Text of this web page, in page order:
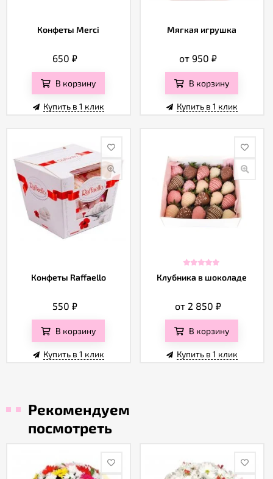
Конфеты Merci
650 ₽
В корзину
Купить в 1 клик
Мягкая игрушка
от 950₽
В корзину
Купить в 1 клик
Конфеты Raffaello
550 ₽
В корзину
Купить в 1 клик
Клубника в шоколаде
от 2 850₽
В корзину
Купить в 1 клик
Рекомендуем
посмотреть